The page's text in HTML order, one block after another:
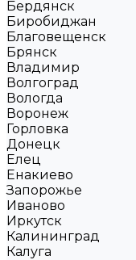
Бердянск
Биробиджан
Благовещенск
Брянск
Владимир
Волгоград
Вологда
Воронеж
Горловка
Донецк
Елец
Енакиево
Запорожье
Иваново
Иркутск
Калининград
Калуга